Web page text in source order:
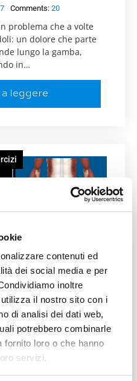
contenuti ed
dei social media e per
inoltre
il nostro sito con i
di analisi dei dati web,
potrebbero combinarle
fornito loro o che hanno
servizi.
Comments: 20
problema che a volte
un dolore che parte
lungo la gamba,
in…
a leggere
anteriore:
ed
Comments:46
tutto quello che c’è
coscia anteriore, un